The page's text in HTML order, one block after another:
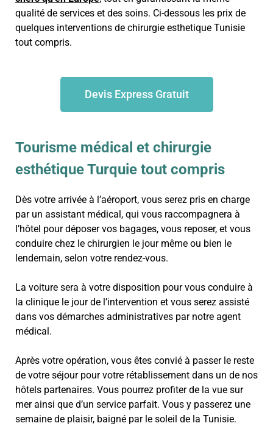
qualité de services et des soins. Ci-dessous les prix de
quelques interventions de chirurgie esthetique Tunisie
tout compris.
Devis Express Gratuit
Tourisme médical et chirurgie
esthétique Turquie tout compris
Dès votre arrivée à l’aéroport, vous serez pris en charge
par un assistant médical, qui vous raccompagnera à
l’hôtel pour déposer vos bagages, vous reposer, et vous
conduire chez le chirurgien le jour même ou bien le
lendemain, selon votre rendez-vous.
La voiture sera à votre disposition pour vous conduire à
la clinique le jour de l’intervention et vous serez assisté
dans vos démarches administratives par notre agent
médical.
Après votre opération, vous êtes convié à passer le reste
de votre séjour pour votre rétablissement dans un de nos
hôtels partenaires. Vous pourrez profiter de la vue sur
mer ainsi que d’un service parfait. Vous y passerez une
semaine de plaisir, baigné par le soleil de la Tunisie.